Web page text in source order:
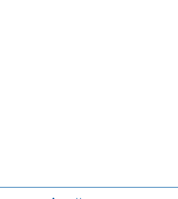
fund monthly return was 0.18%.